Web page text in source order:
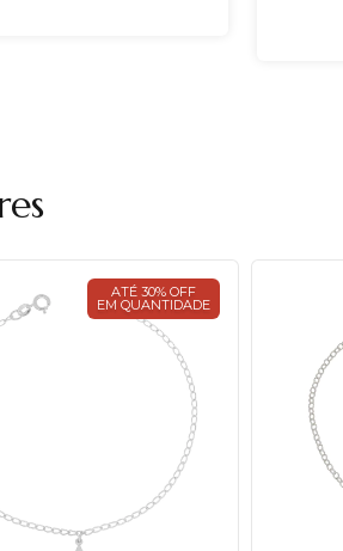
ATÉ 30% OFF
EM QUANTIDADE